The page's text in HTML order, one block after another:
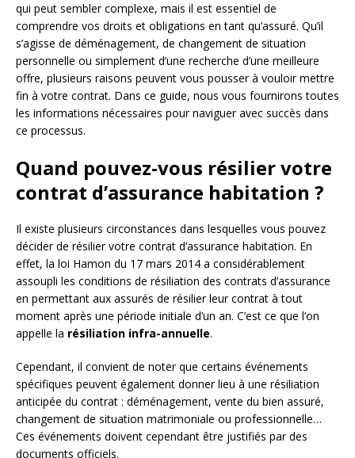
qui peut sembler complexe, mais il est essentiel de
comprendre vos droits et obligations en tant qu’assuré. Qu’il
s’agisse de déménagement, de changement de situation
personnelle ou simplement d’une recherche d’une meilleure
offre, plusieurs raisons peuvent vous pousser à vouloir mettre
fin à votre contrat. Dans ce guide, nous vous fournirons toutes
les informations nécessaires pour naviguer avec succès dans
ce processus.
Quand pouvez-vous résilier votre
contrat d’assurance habitation ?
Il existe plusieurs circonstances dans lesquelles vous pouvez
décider de résilier votre contrat d’assurance habitation. En
effet, la loi Hamon du 17 mars 2014 a considérablement
assoupli les conditions de résiliation des contrats d’assurance
en permettant aux assurés de résilier leur contrat à tout
moment après une période initiale d’un an. C’est ce que l’on
appelle la résiliation infra-annuelle.
Cependant, il convient de noter que certains événements
spécifiques peuvent également donner lieu à une résiliation
anticipée du contrat : déménagement, vente du bien assuré,
changement de situation matrimoniale ou professionnelle…
Ces événements doivent cependant être justifiés par des
documents officiels.